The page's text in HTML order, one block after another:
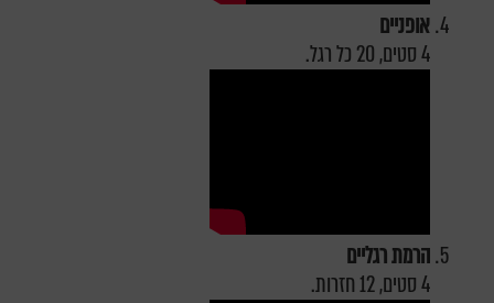
אופניים
4 סטים, 20 כל רגל.
הרמת רגליים
4 סטים, 12 חזרות.